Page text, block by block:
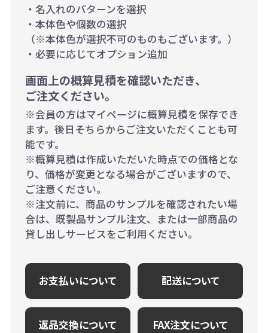
・名入れのパターンを選択
・本体色や個数の選択
（※本体色が選択不可のものもございます。）
・必要に応じてオプション追加
画面上の概算見積を確認いただき、
ご注文ください。
※会員の方はマイページに概算見積を保存でき
ます。後日そちらからご注文いただくことも可
能です。
※概算見積は作成いただいた時点での価格とな
り、価格が変更となる場合がございますので、
ご注意ください。
※注文前に、商品のサンプルを確認されたい場
合は、既製品サンプル注文、または一部商品の
貸し出しサービスをご利用ください。
お支払いについて 配送について
返品交換について FAX注文について